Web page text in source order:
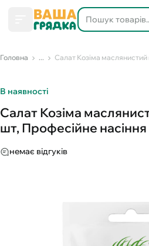
Головна ... Салат Козіма маслянистий
В наявності
Салат Козіма
шт, Професійне насіння
немає відгуків